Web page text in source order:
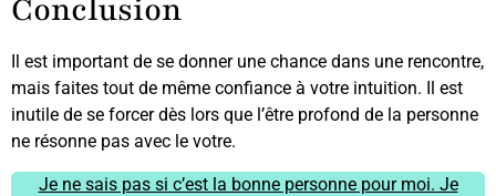
Conclusion
Il est important de se donner une chance dans une rencontre,
mais faites tout de même confiance à votre intuition. Il est
inutile de se forcer dès lors que l’être profond de la personne
ne résonne pas avec le votre.
Je ne sais pas si c’est la bonne personne pour moi. Je